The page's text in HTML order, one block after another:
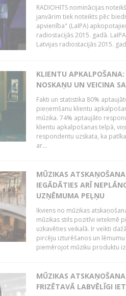
RADIOHITS nominācijas
janvārim tiek noteikts pēc
apvienība" (LaIPA)
radiostacijās 2015. gadā.
Latvijas radiostacijās 2015.
KLIENTU
NOSKAŅU UN VEICINA
Fakti un statistika 80%
pieņemšanu klientu
mūzika. 74% aptaujāto
klientu apkalpošanas telpā,
respondentu uzskata, ka
ar...
MŪZIKAS
IEGĀDĀTIES ARĪ
UZŅĒMUMA PEĻŅU
Ikviens no mūzikas
mūzikas stils pozitīvi ietekmē
uzkavēties veikalā. Ir veikti
pircēju izturēšanos un
piemērojot mūziku produktu
MŪZIKAS
FRIZĒTAVĀ LABVĒLĪGI